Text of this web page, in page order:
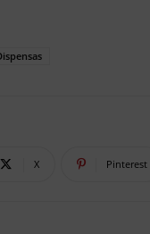
X Pinterest